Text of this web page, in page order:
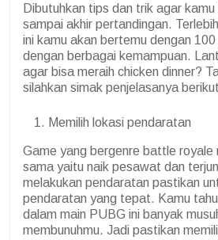
Dibutuhkan tips dan trik agar
sampai akhir pertandingan.
ini kamu akan bertemu dengan
dengan berbagai kemampuan.
agar bisa meraih chicken dinner?
silahkan simak penjelasanya
Memilih lokasi pendaratan
Game yang bergenre battle royale
sama yaitu naik pesawat dan
melakukan pendaratan pastikan
pendaratan yang tepat. Kamu
dalam main PUBG ini banyak
membunuhmu. Jadi pastikan